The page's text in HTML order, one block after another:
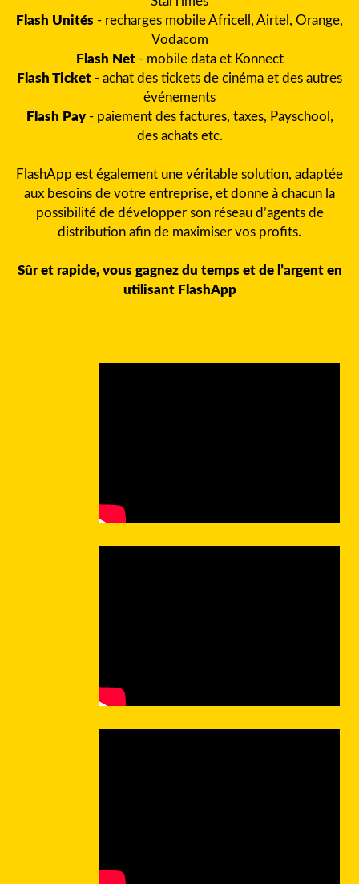
Flash Unités - recharges mobile Africell, Airtel, Orange,
Vodacom
Flash Net- mobile data et Konnect
Flash Ticket - achat des tickets de cinéma et des autres
événements
Flash Pay- paiement des factures, taxes, Payschool,
des achats etc.
FlashApp est également une véritable solution, adaptée
aux besoins de votre entreprise, et donne à chacun la
possibilité de développer son réseau d’agents de
distribution afin de maximiser vos profits.
Sûr et rapide, vous gagnez du temps et de l’argent en
utilisant FlashApp